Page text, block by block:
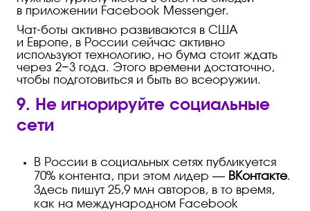
в приложении Facebook Messenger.
Чат-боты активно развиваются в США
и Европе, в России сейчас активно
используют технологию, но бума стоит ждать
через 2−3 года. Этого времени достаточно,
чтобы подготовиться и быть во всеоружии.
9. Не игнорируйте социальные
сети
В России в социальных сетях публикуется
70% контента, при этом лидер — ВКонтакте.
Здесь пишут 25,9 млн авторов, в то время,
как на международном Facebook